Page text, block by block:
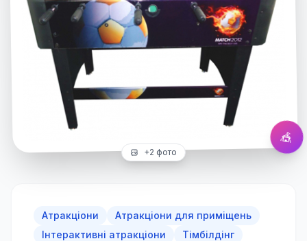
Настільний футбол
Натисніть для збільшення
🎪
+2 фото
Атракціони
Атракціони для приміщень
Інтерактивні атракціони
Тімбілдінг